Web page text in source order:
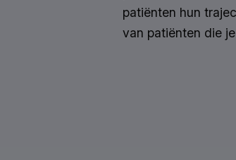
patiënten hun
van patiënten die